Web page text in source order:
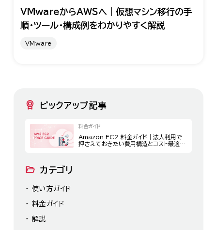
VMwareからAWSへ｜仮想マシン移行の手
順・ツール・構成例をわかりやすく解説
VMware
ピックアップ記事
料金ガイド
Amazon EC2 料金ガイド｜法人利用で
押さえておきたい費用構造とコスト最適化
カテゴリ
使い方ガイド
料金ガイド
解説